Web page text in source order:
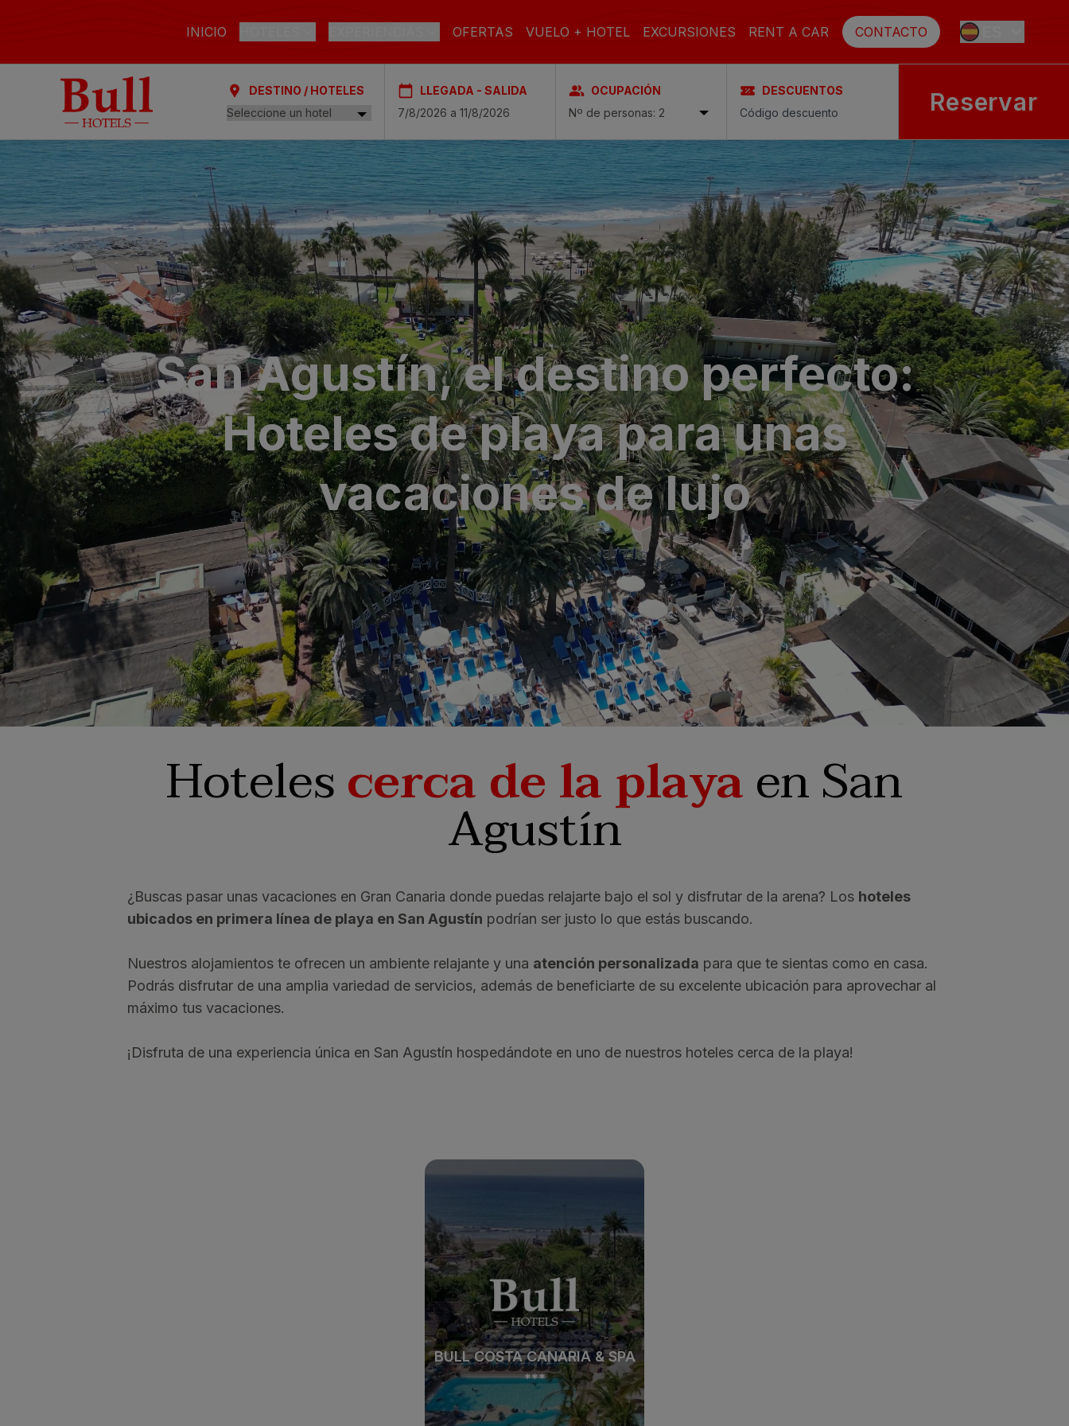
INICIO
LAS PALMAS DE GRAN CANARIA
Bull Astoria
Bull Reina Isabel & Spa
ARGUINEGUÍN
Bull Dorado Beach & Spa
PLAYA DEL INGLÉS
Bull Eugenia Victoria & Spa
Bull Vital Suites & Spa
Bull Escorial & Spa
Bull Boutique Casas Carmen
SAN AGUSTÍN
Bull Costa Canaria & Spa
PUERTO RICO
Sunset Suites by Bull
PLAYA SPA CIUDAD
TODO
INCLUIDO
SOLO
ADULTOS
FAMILIAS
OFERTAS VUELO + HOTEL EXCURSIONES RENT A CAR CONTACTO
FR
DE
SE
NL
DESTINO / HOTELES LLEGADA - SALIDA
OCUPACIÓN
Nº de personas: 2
DESCUENTOS Reservar
San Agustín, el destino perfecto:
Hoteles de playa para unas
vacaciones de lujo
Hotelescerca de la playaen San
Agustín
¿Buscas pasar unas vacaciones en Gran Canaria donde puedas relajarte bajo el sol y disfrutar de la arena? Los hoteles
ubicados en primera línea de playa en San Agustín podrían ser justo lo que estás buscando.
Nuestros alojamientos te ofrecen un ambiente relajante y una atención personalizada para que te sientas como en casa.
Podrás disfrutar de una amplia variedad de servicios, además de beneficiarte de su excelente ubicación para aprovechar al
máximo tus vacaciones.
¡Disfruta de una experiencia única en San Agustín hospedándote en uno de nuestros hoteles cerca de la playa!
BULL COSTA CANARIA & SPA
***
BULL COSTA CANARIA & SPA
***